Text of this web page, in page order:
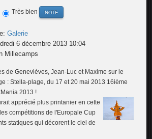
Très bien
Galerie
6 décembre 2013 10:04
Millecamps
de Genevièves, Jean-Luc et Maxime sur le
: Stella-plage, du 17 et 20 mai 2013 16ième
2013 !
apprécié plus printanier en cette
compétitions de l'Europale Cup
statiques qui décorent le ciel de